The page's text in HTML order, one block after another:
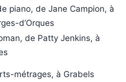
piano, de Jane Campion, à
d’Orques
de Patty Jenkins, à
métrages, à Grabels